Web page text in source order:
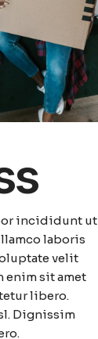
incididunt ut
laboris
velit
enim sit amet
libero.
Dignissim